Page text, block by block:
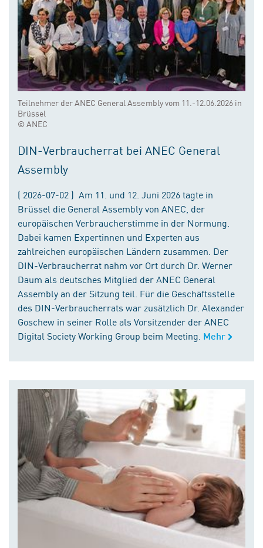
Teilnehmer der ANEC General Assembly vom 11.-12.06.2026 in
Brüssel
© ANEC
DIN-Verbraucherrat bei ANEC General
Assembly
( 2026-07-02 ) Am 11. und 12. Juni 2026 tagte in
Brüssel die General Assembly von ANEC, der
europäischen Verbraucherstimme in der Normung.
Dabei kamen Expertinnen und Experten aus
zahlreichen europäischen Ländern zusammen. Der
DIN-Verbraucherrat nahm vor Ort durch Dr. Werner
Daum als deutsches Mitglied der ANEC General
Assembly an der Sitzung teil. Für die Geschäftsstelle
des DIN-Verbraucherrats war zusätzlich Dr. Alexander
Goschew in seiner Rolle als Vorsitzender der ANEC
Digital Society Working Group beim Meeting. Mehr